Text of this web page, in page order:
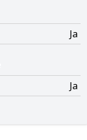
Ja
Ja